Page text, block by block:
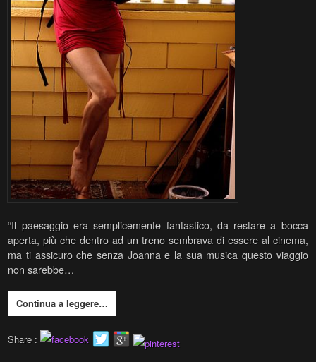
“Il paesaggio era semplicemente fantastico, da restare a bocca
aperta, più che dentro ad un treno sembrava di essere al cinema,
ma ti assicuro che senza Joanna e la sua musica questo viaggio
non sarebbe…
Continua a leggere…
Share :